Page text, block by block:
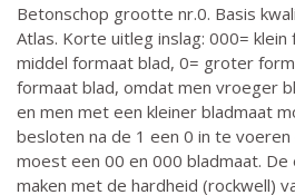
Betonschop grootte nr.0. Basis
Atlas. Korte uitleg inslag: 000=
middel formaat blad, 0= groter
formaat blad, omdat men vroeger
en men met een kleiner bladmaat
besloten na de 1 een 0 in te
moest een 00 en 000 bladmaat. De
maken met de hardheid (rockwell)